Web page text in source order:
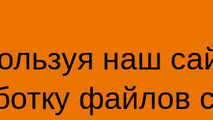
наш
файлов